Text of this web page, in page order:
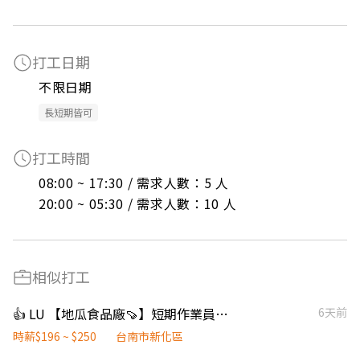
打工日期
不限日期
長短期皆可
打工時間
08:00 ~ 17:30 / 需求人數：5 人
20:00 ~ 05:30 / 需求人數：10 人
相似打工
👍 LU 【地瓜食品廠🍠】短期作業員🔥固定早班／假日兼職／高錄取率🌟簡單好上手
6天前
時薪$196 ~ $250
台南市新化區